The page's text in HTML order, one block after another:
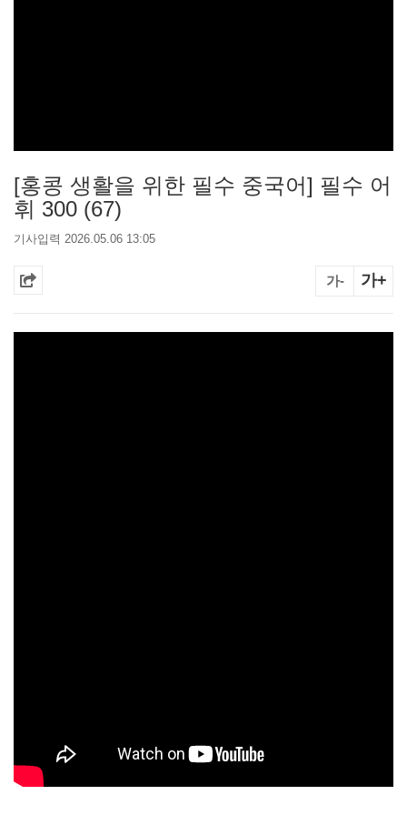
[홍콩 생활을 위한 필수 중국어] 필수 어
휘 300 (67)
기사입력 2026.05.06 13:05
가- 가+